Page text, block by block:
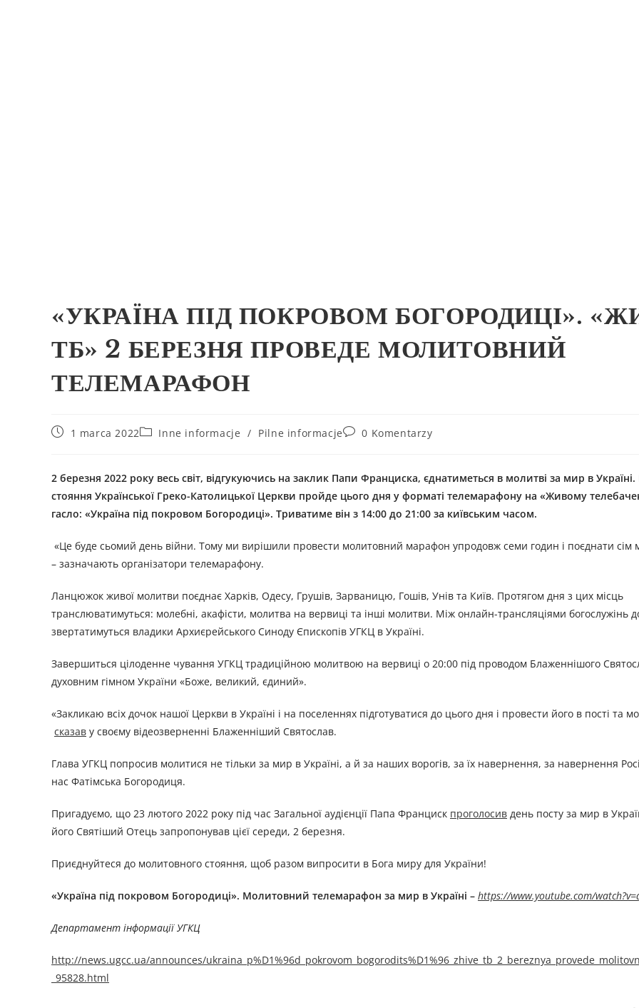
«УКРАЇНА ПІД ПОКРОВОМ БОГОРОДИЦІ».
ТБ» 2 БЕРЕЗНЯ ПРОВЕДЕ МОЛИТОВНИЙ
ТЕЛЕМАРАФОН
1 marca 2022 Inne informacje / Pilne informacje 0 Komentarzy
2 березня 2022 року весь світ, відгукуючись на заклик Папи Франциска, єднатиметься в молитві за мир в
стояння Української Греко-Католицької Церкви пройде цього дня у форматі телемарафону на «Живому
гасло: «Україна під покровом Богородиці». Триватиме він з 14:00 до 21:00 за київським часом.
«Це буде сьомий день війни. Тому ми вирішили провести молитовний марафон упродовж семи годин і поєднати сім
– зазначають організатори телемарафону.
Ланцюжок живої молитви поєднає Харків, Одесу, Грушів, Зарваницю, Гошів, Унів та Київ. Протягом дня з цих місць
транслюватимуться: молебні, акафісти, молитва на вервиці та інші молитви. Між онлайн-трансляціями богослужінь
звертатимуться владики Архиєрейського Синоду Єпископів УГКЦ в Україні.
Завершиться цілоденне чування УГКЦ традиційною молитвою на вервиці о 20:00 під проводом Блаженнішого
духовним гімном України «Боже, великий, єдиний».
«Закликаю всіх дочок нашої Церкви в Україні і на поселеннях підготуватися до цього дня і провести його в пості та
сказав у своєму відеозверненні Блаженніший Святослав.
Глава УГКЦ попросив молитися не тільки за мир в Україні, а й за наших ворогів, за їх навернення, за навернення
нас Фатімська Богородиця.
Пригадуємо, що 23 лютого 2022 року під час Загальної аудієнції Папа Франциск проголосив день посту за мир в
його Святіший Отець запропонував цієї середи, 2 березня.
Приєднуйтеся до молитовного стояння, щоб разом випросити в Бога миру для України!
«Україна під покровом Богородиці». Молитовний телемарафон за мир в Україні – https://www.youtube.com/
Департамент інформації УГКЦ
http://news.ugcc.ua/announces/
_95828.html